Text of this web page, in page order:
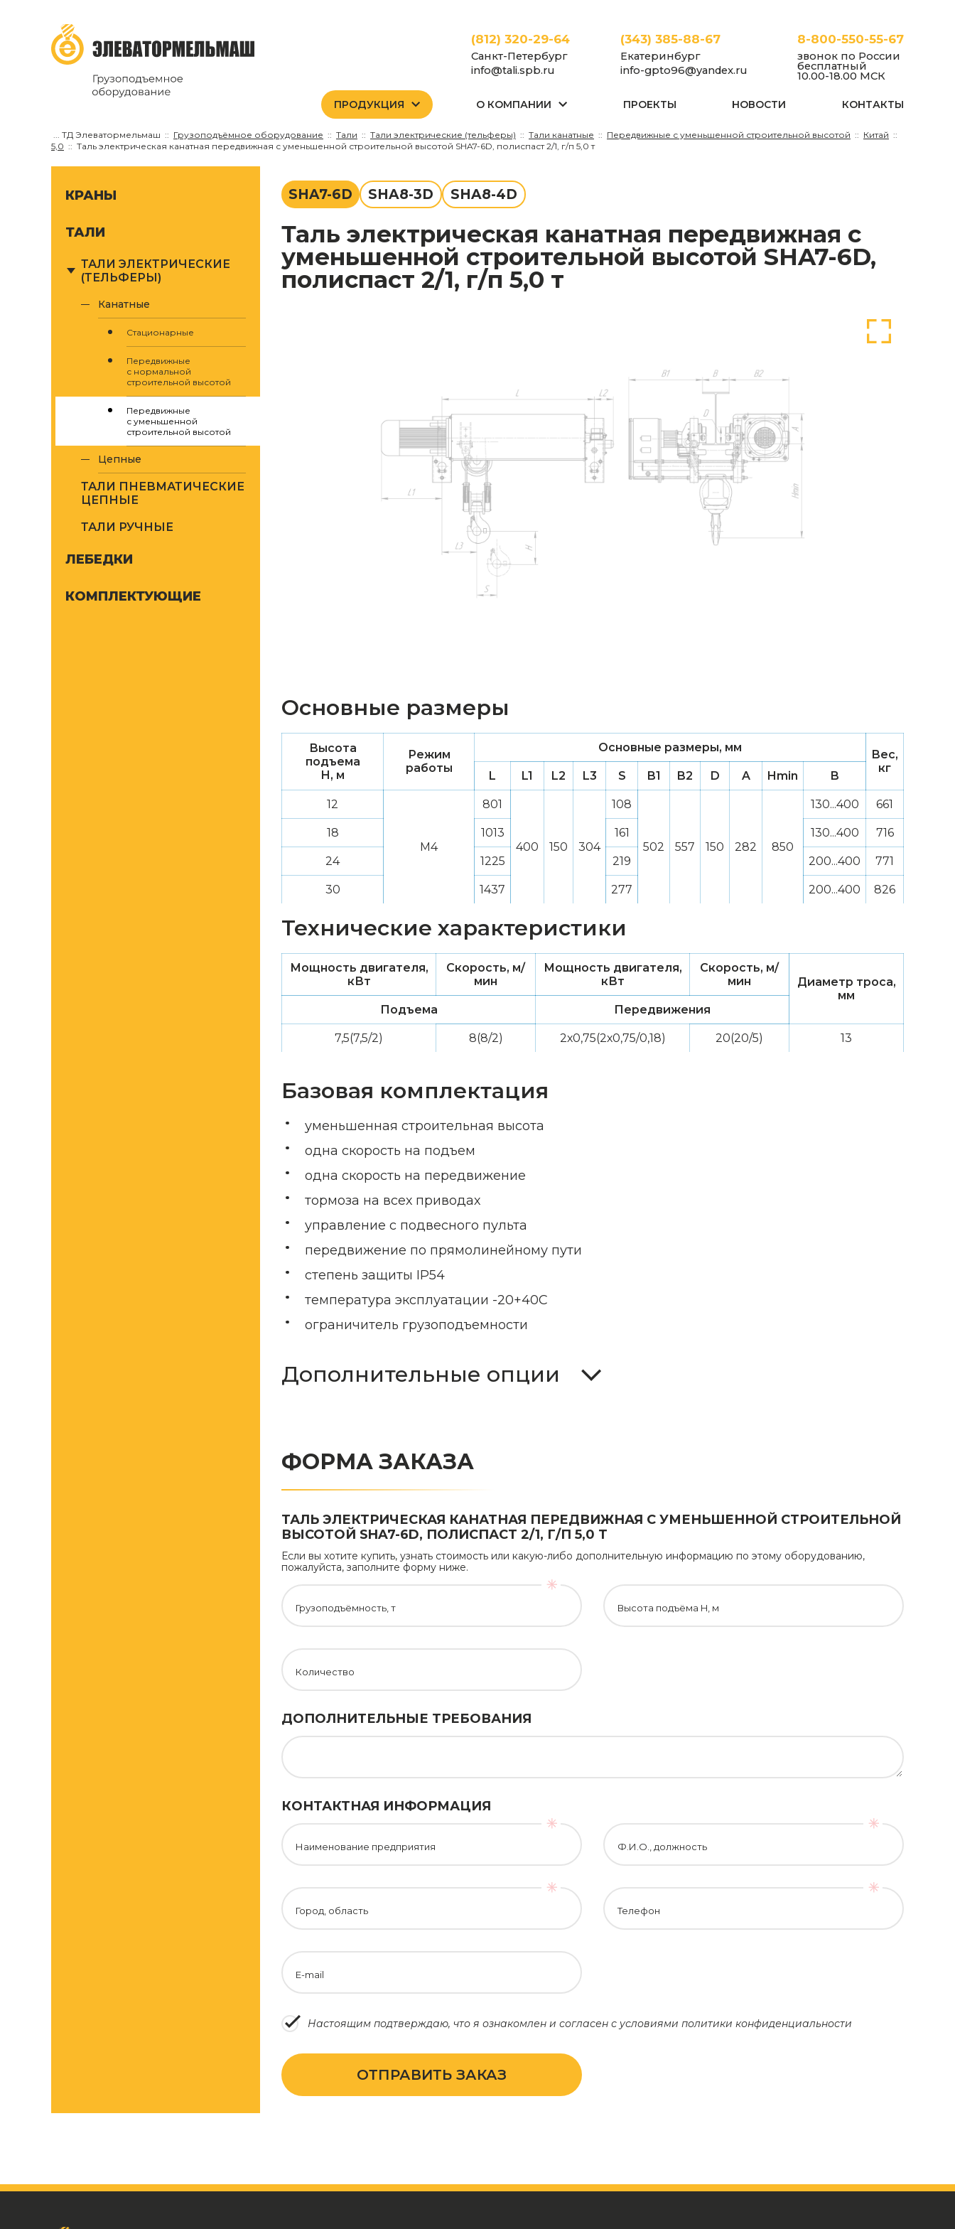
(812) 320-29-64
Санкт-Петербург
info@tali.spb.ru
(343) 385-88-67
Екатеринбург
info-gpto96@yandex.ru
8-800-550-55-67
звонок по России
бесплатный
10.00-18.00 МСК
ПРОДУКЦИЯ О КОМПАНИИ ПРОЕКТЫ НОВОСТИ КОНТАКТЫ
... ТД Элеватормельмаш Грузоподъёмное оборудование Тали Тали электрические (тельферы) Тали канатные Передвижные с уменьшенной строительной высотой
Китай
5,0
Таль электрическая канатная передвижная с уменьшенной строительной высотой SHA7-6D, полиспаст 2/1, г/п 5,0 т
КРАНЫ
ТАЛИ
ТАЛИ ЭЛЕКТРИЧЕСКИЕ
(ТЕЛЬФЕРЫ)
канатные
Стационарные
Передвижные
с нормальной
строительной высотой
Передвижные
с уменьшенной
строительной высотой
цепные
ТАЛИ ПНЕВМАТИЧЕСКИЕ
ЦЕПНЫЕ
ТАЛИ РУЧНЫЕ
ЛЕБЕДКИ
КОМПЛЕКТУЮЩИЕ
SHA7-6D SHA8-3D SHA8-4D
Таль электрическая канатная передвижная с
уменьшенной строительной высотой SHA7-6D,
полиспаст 2/1, г/п 5,0 т
Основные размеры
Высота
подъема
H, м
Режим
работы
Основные размеры, мм
Вес,
кг
L L1 L2 L3 S B1 B2 D A Hmin B
12
М4
801
400 150 304
108
502 557 150 282 850
130...400 661
18 1013 161 130...400 716
24 1225 219 200...400 771
30 1437 277 200...400 826
Технические характеристики
Мощность двигателя,
кВт
Скорость, м/
мин
Мощность двигателя,
кВт
Скорость, м/
мин
Диаметр троса,
мм
Подъема
Передвижения
7,5(7,5/2) 8(8/2) 2х0,75(2х0,75/0,18) 20(20/5) 13
Базовая комплектация
уменьшенная строительная высота
одна скорость на подъем
одна скорость на передвижение
тормоза на всех приводах
управление с подвесного пульта
передвижение по прямолинейному пути
степень защиты IP54
температура эксплуатации -20+40С
ограничитель грузоподъемности
Дополнительные опции
ФОРМА ЗАКАЗА
ТАЛЬ ЭЛЕКТРИЧЕСКАЯ КАНАТНАЯ ПЕРЕДВИЖНАЯ С УМЕНЬШЕННОЙ СТРОИТЕЛЬНОЙ
ВЫСОТОЙ SHA7-6D, ПОЛИСПАСТ 2/1, Г/П 5,0 Т
Если вы хотите купить, узнать стоимость или какую-либо дополнительную информацию по этому оборудованию,
пожалуйста, заполните форму ниже.
Грузоподъёмность, т Высота подъёма H, м
Количество
ДОПОЛНИТЕЛЬНЫЕ ТРЕБОВАНИЯ
КОНТАКТНАЯ ИНФОРМАЦИЯ
Наименование предприятия Ф.И.О., должность
Город, область Телефон
E-mail
Настоящим подтверждаю, что я ознакомлен и согласен с условиями политики конфиденциальности
ОТПРАВИТЬ ЗАКАЗ